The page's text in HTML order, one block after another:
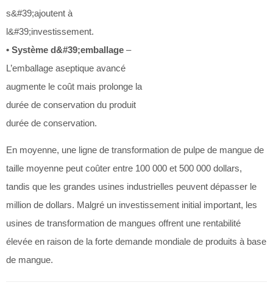
s&#39;ajoutent à
l&#39;investissement.
• Système d&#39;emballage –
L’emballage aseptique avancé
augmente le coût mais prolonge la
durée de conservation du produit
durée de conservation.
En moyenne, une ligne de transformation de pulpe de mangue de
taille moyenne peut coûter entre 100 000 et 500 000 dollars,
tandis que les grandes usines industrielles peuvent dépasser le
million de dollars. Malgré un investissement initial important, les
usines de transformation de mangues offrent une rentabilité
élevée en raison de la forte demande mondiale de produits à base
de mangue.